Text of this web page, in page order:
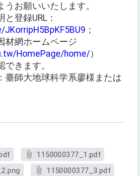
うお願いいたします。
登録URL：
；
材網ホームページ
HomePage/home/）
きます。
臺師大地球科学系廖様または
1150000377_1.pdf
1150000377_3.pdf